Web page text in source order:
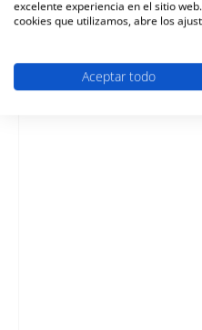
excelente experiencia en el sitio
cookies que utilizamos, abre los
Aceptar todo